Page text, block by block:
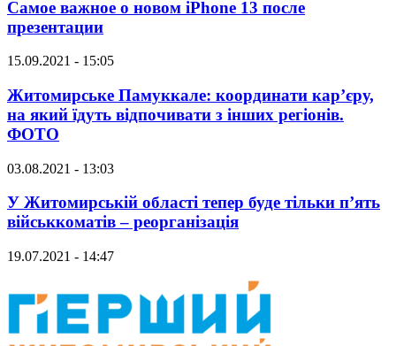
Самое важное о новом iPhone 13 после
презентации
15.09.2021 - 15:05
Житомирське Памуккале: координати кар’єру,
на який їдуть відпочивати з інших регіонів.
ФОТО
03.08.2021 - 13:03
У Житомирській області тепер буде тільки п’ять
військкоматів – реорганізація
19.07.2021 - 14:47